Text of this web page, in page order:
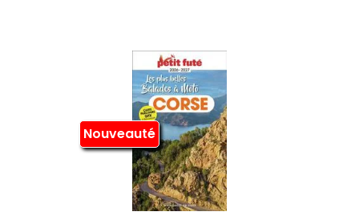
Nouveauté